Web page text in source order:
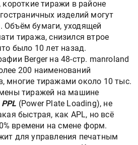
короткие тиражи в районе
изделий могут
Объём бумаги, уходящей
тиража, снизился втрое
было 10 лет назад.
Berger на 48-стр. manroland
200 наименований
многие тиражами около 10 тыс.
тиражей на машине
PPL (Power Plate Loading), не
быстрая, как APL, но всё
времени на смене форм.
для управления печатным